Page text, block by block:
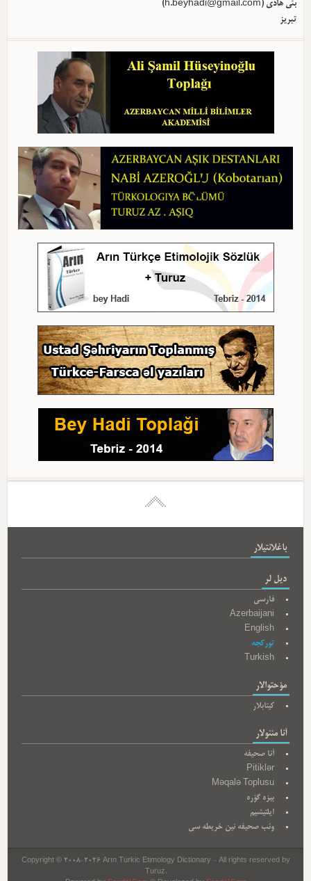
بئی هادی (h.beyhadi@gmail.com
)
تبریز
باغلانتیلار
دیل لر
فارسی
Azerbaijani
English
تورکجه
Turkish
مؤحتوالار
کیتابلار
آنا مئنولار
آنا صحیفه
Pitiklər
Məqalə Toplusu
بیزه گؤره
ایلتیشیم
وئب صحیفه نین خریطه سی
Copyright © 2008-2026 Arın Turkic Etimology Dictionary - All rights reserved by
Turuz.